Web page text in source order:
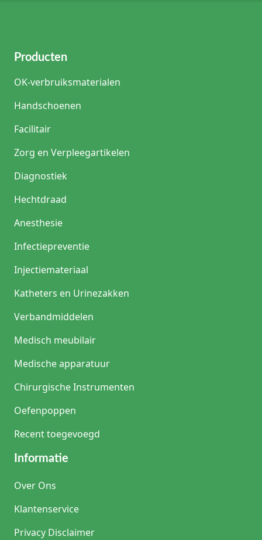
Producten
OK-verbruiksmaterialen
Handschoenen
Facilitair
Zorg en Verpleegartikelen
Diagnostiek
Hechtdraad
Anesthesie
Infectiepreventie
Injectiemateriaal
Katheters en Urinezakken
Verbandmiddelen
Medisch meubilair
Medische apparatuur
Chirurgische Instrumenten
Oefenpoppen
Recent toegevoegd
Informatie
Over Ons
Klantenservice
Privacy Disclaimer